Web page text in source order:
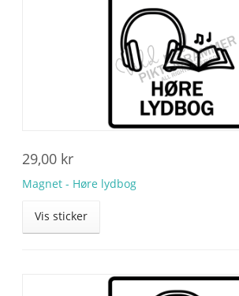
29,00kr
Magnet - Høre lydbog
Vis sticker